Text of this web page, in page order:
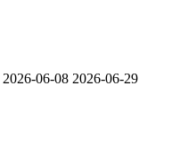
2026-06-08 2026-06-29